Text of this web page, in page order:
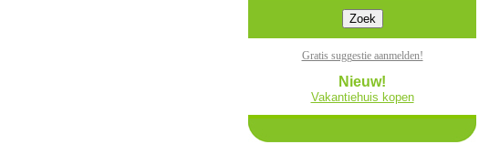
Gratis suggestie aanmelden!
Nieuw!
Vakantiehuis kopen